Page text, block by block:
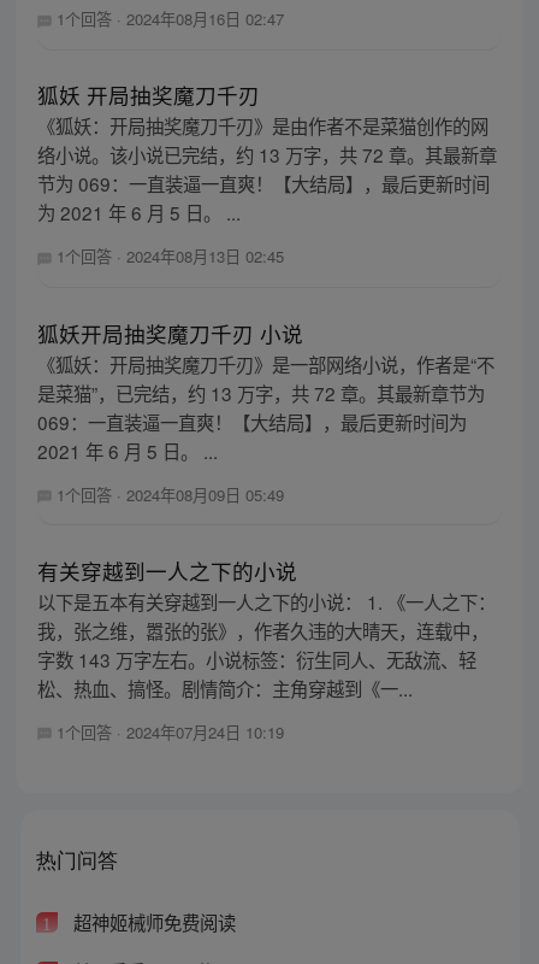
1个回答 · 2024年08月16日 02:47
狐妖 开局抽奖魔刀千刃
《狐妖：开局抽奖魔刀千刃》是由作者不是菜猫创作的网
络小说。该小说已完结，约 13 万字，共 72 章。其最新章
节为 069：一直装逼一直爽！【大结局】，最后更新时间
为 2021 年 6 月 5 日。 ...
1个回答 · 2024年08月13日 02:45
狐妖开局抽奖魔刀千刃 小说
《狐妖：开局抽奖魔刀千刃》是一部网络小说，作者是“不
是菜猫”，已完结，约 13 万字，共 72 章。其最新章节为
069：一直装逼一直爽！【大结局】，最后更新时间为
2021 年 6 月 5 日。 ...
1个回答 · 2024年08月09日 05:49
有关穿越到一人之下的小说
以下是五本有关穿越到一人之下的小说： 1. 《一人之下：
我，张之维，嚣张的张》，作者久违的大晴天，连载中，
字数 143 万字左右。小说标签：衍生同人、无敌流、轻
松、热血、搞怪。剧情简介：主角穿越到《一...
1个回答 · 2024年07月24日 10:19
热门问答
1 超神姬械师免费阅读